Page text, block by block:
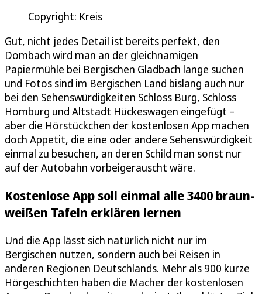
Copyright: Kreis
Gut, nicht jedes Detail ist bereits perfekt, den
Dombach wird man an der gleichnamigen
Papiermühle bei Bergischen Gladbach lange suchen
und Fotos sind im Bergischen Land bislang auch nur
bei den Sehenswürdigkeiten Schloss Burg, Schloss
Homburg und Altstadt Hückeswagen eingefügt –
aber die Hörstückchen der kostenlosen App machen
doch Appetit, die eine oder andere Sehenswürdigkeit
einmal zu besuchen, an deren Schild man sonst nur
auf der Autobahn vorbeigerauscht wäre.
Kostenlose App soll einmal alle 3400 braun-
weißen Tafeln erklären lernen
Und die App lässt sich natürlich nicht nur im
Bergischen nutzen, sondern auch bei Reisen in
anderen Regionen Deutschlands. Mehr als 900 kurze
Hörgeschichten haben die Macher der kostenlosen